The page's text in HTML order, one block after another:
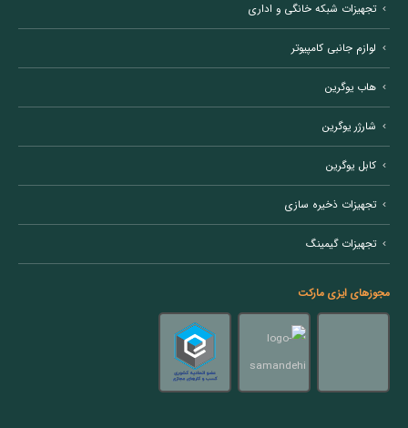
تجهیزات شبکه خانگی و اداری
لوازم جانبی کامپیوتر
هاب یوگرین
شارژر یوگرین
کابل یوگرین
تجهیزات ذخیره سازی
تجهیزات گیمینگ
مجوزهای ایزی مارکت